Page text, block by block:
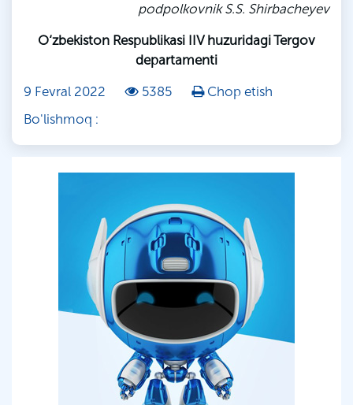
podpolkovnikS.S. Shirbacheyev
O‘zbekiston Respublikasi IIV huzuridagi Tergov
departamenti
9 Fevral 2022
5385
Chop etish
Bo'lishmoq :